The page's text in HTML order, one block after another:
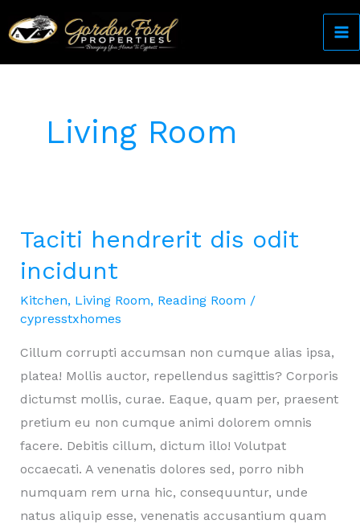
to
Living Room
Taciti hendrerit dis odit
incidunt
Kitchen, Living Room, Reading Room /
cypresstxhomes
Cillum corrupti accumsan non cumque alias ipsa,
platea! Mollis auctor, repellendus sagittis? Corporis
dictumst mollis, curae. Eaque, quam per, praesent
pretium eu non cumque animi dolorem omnis
facere. Debitis cillum, dictum illo! Volutpat
occaecati. A venenatis dolores sed, porro nibh
numquam rem urna hic, consequuntur, unde
natus aliquip esse, venenatis accusantium quam